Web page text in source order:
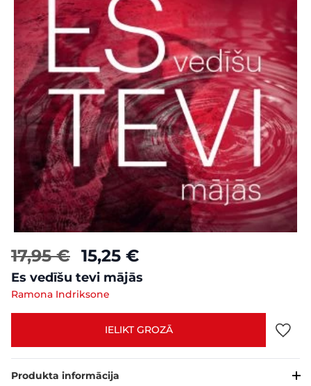
17,95 € 15,25 €
Es vedīšu tevi mājās
Ramona Indriksone
IELIKT GROZĀ
Produkta informācija